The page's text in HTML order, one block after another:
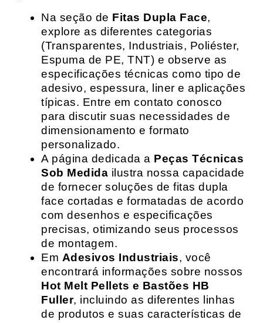
Na seção de Fitas Dupla Face,
explore as diferentes categorias
(Transparentes, Industriais, Poliéster,
Espuma de PE, TNT) e observe as
especificações técnicas como tipo de
adesivo, espessura, liner e aplicações
típicas. Entre em contato conosco
para discutir suas necessidades de
dimensionamento e formato
personalizado.
A página dedicada a Peças Técnicas
Sob Medida ilustra nossa capacidade
de fornecer soluções de fitas dupla
face cortadas e formatadas de acordo
com desenhos e especificações
precisas, otimizando seus processos
de montagem.
Em Adesivos Industriais, você
encontrará informações sobre nossos
Hot Melt Pellets e Bastões HB
Fuller, incluindo as diferentes linhas
de produtos e suas características de